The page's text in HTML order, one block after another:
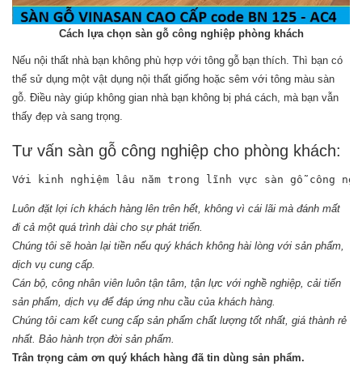
Cách lựa chọn sàn gỗ công nghiệp phòng khách
Nếu nội thất nhà bạn không phù hợp với tông gỗ bạn thích. Thì bạn có
thể sử dụng một vật dụng nội thất giống hoặc sêm với tông màu sàn
gỗ. Điều này giúp không gian nhà bạn không bị phá cách, mà bạn vẫn
thấy đẹp và sang trọng.
Tư vấn sàn gỗ công nghiệp cho phòng khách:
Với kinh nghiệm lâu năm trong lĩnh vực sàn gỗ công
Luôn đặt lợi ích khách hàng lên trên hết, không vì cái lãi mà đánh mất
đi cả một quá trình dài cho sự phát triển.
Chúng tôi sẽ hoàn lại tiền nếu quý khách không hài lòng với sản phẩm,
dịch vụ cung cấp.
Cán bộ, công nhân viên luôn tận tâm, tận lực với nghề nghiệp, cải tiến
sản phẩm, dịch vụ để đáp ứng nhu cầu của khách hàng.
Chúng tôi cam kết cung cấp sản phẩm chất lượng tốt nhất, giá thành rẻ
nhất. Bảo hành trọn đời sản phẩm.
Trân trọng cảm ơn quý khách hàng đã tin dùng sản phẩm.